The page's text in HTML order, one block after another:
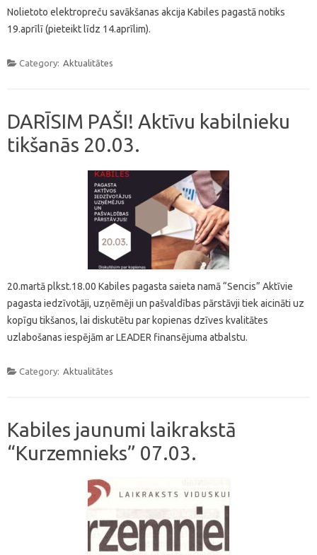
Nolietoto elektropreču savākšanas akcija Kabiles pagastā notiks
19.aprīlī (pieteikt līdz 14.aprīlim).
Category: Aktualitātes
DARĪSIM PAŠI! Aktīvu kabilnieku
tikšanās 20.03.
20.martā plkst.18.00 Kabiles pagasta saieta namā “Sencis” Aktīvie
pagasta iedzīvotāji, uzņēmēji un pašvaldības pārstāvji tiek aicināti uz
kopīgu tikšanos, lai diskutētu par kopienas dzīves kvalitātes
uzlabošanas iespējām ar LEADER finansējuma atbalstu.
Category: Aktualitātes
Kabiles jaunumi laikrakstā
“Kurzemnieks” 07.03.